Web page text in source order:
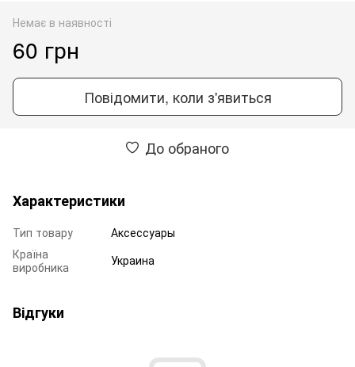
Немає в наявності
60 грн
Повідомити, коли з'явиться
До обраного
Характеристики
Тип товару
Аксессуары
Країна
виробника
Украина
Відгуки